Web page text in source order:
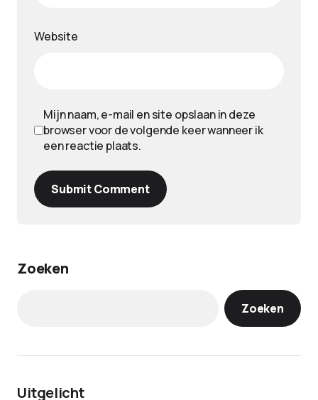
Website
Mijn naam, e-mail en site opslaan in deze
browser voor de volgende keer wanneer ik
een reactie plaats.
Submit Comment
Zoeken
Zoeken
Uitgelicht